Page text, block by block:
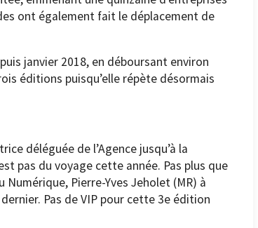
ont également fait le déplacement de
janvier 2018, en déboursant environ
éditions puisqu’elle répète désormais
déléguée de l’Agence jusqu’à la
pas du voyage cette année. Pas plus que
Pierre-Yves Jeholet (MR) à
Pas de VIP pour cette 3e édition